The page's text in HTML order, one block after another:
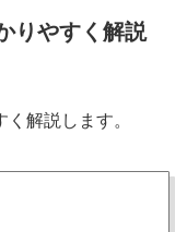
りやすく解説
解説します。